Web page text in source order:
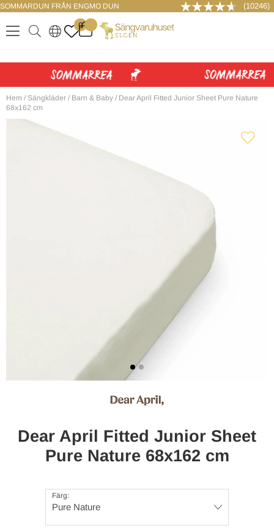
SOMMARDUN FRÅN ENGMO DUN (10246)
.
0
. ..
LOGGA IN
Hem / Sängkläder / Barn & Baby / Dear April Fitted Junior Sheet Pure Nature
68x162 cm
Dear April Fitted Junior Sheet
Pure Nature 68x162 cm
Färg:
Pure Nature